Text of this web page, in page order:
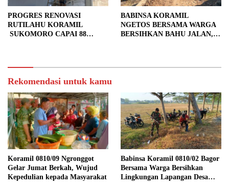
PROGRES RENOVASI
RUTILAHU KORAMIL
SUKOMORO CAPAI 88
BABINSA KORAMIL
NGETOS BERSAMA WARGA
BERSIHKAN BAHU JALAN,
Rekomendasi untuk kamu
Koramil 0810/09 Ngronggot
Gelar Jumat Berkah, Wujud
Kepedulian kepada Masyarakat
Babinsa Koramil 0810/02 Bagor
Bersama Warga Bersihkan
Lingkungan Lapangan Desa